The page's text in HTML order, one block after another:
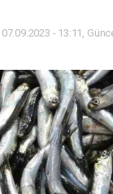
- 13:11,